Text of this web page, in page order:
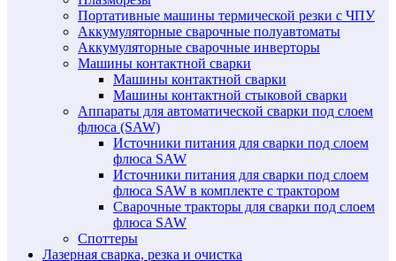
Портативные машины термической резки с ЧПУ
Аккумуляторные сварочные полуавтоматы
Аккумуляторные сварочные инверторы
Машины контактной сварки
Машины контактной сварки
Машины контактной стыковой сварки
Аппараты для автоматической сварки под слоем
флюса (SAW)
Источники питания для сварки под слоем
флюса SAW
Источники питания для сварки под слоем
флюса SAW в комплекте с трактором
Сварочные тракторы для сварки под слоем
флюса SAW
Споттеры
Лазерная сварка, резка и очистка